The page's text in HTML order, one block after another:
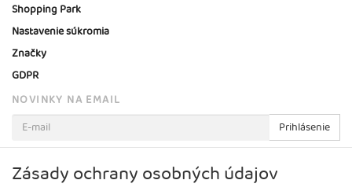
Shopping Park
Nastavenie súkromia
Značky
GDPR
NOVINKY NA EMAIL
Prihlásenie
Viac informácií o tejto službe
Zásady ochrany osobných údajov